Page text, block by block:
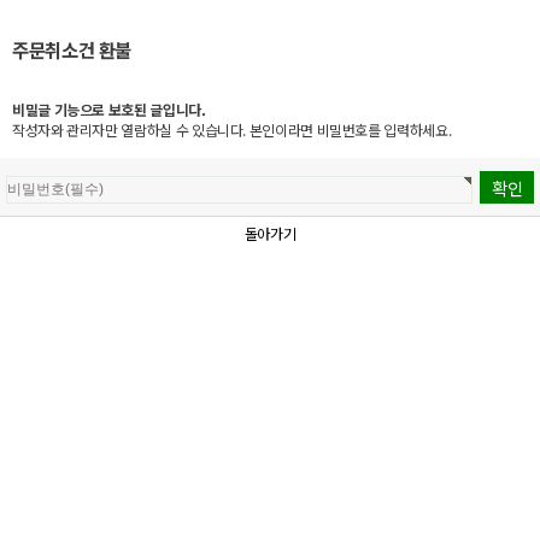
주문취소건 환불
비밀글 기능으로 보호된 글입니다.
작성자와 관리자만 열람하실 수 있습니다. 본인이라면 비밀번호를 입력하세요.
돌아가기